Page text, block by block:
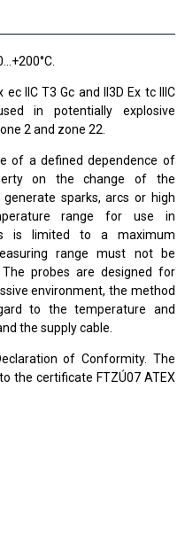
IIC T3 Gc and II3D Ex tc IIIC
in potentially explosive
2 and zone 22.
of a defined dependence of
on the change of the
sparks, arcs or high
range for use in
is limited to a maximum
range must not be
probes are designed for
environment, the method
to the temperature and
the supply cable.
of Conformity. The
the certificate FTZÚ07 ATEX